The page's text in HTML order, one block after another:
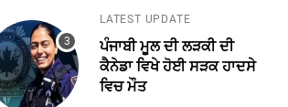
LATEST UPDATE
ਪੰਜਾਬੀ ਮੂਲ ਦੀ ਲੜਕੀ ਦੀ
ਕੈਨੇਡਾ ਵਿਖੇ ਹੋਈ ਸੜਕ ਹਾਦਸੇ
ਵਿਚ ਮੌਤ